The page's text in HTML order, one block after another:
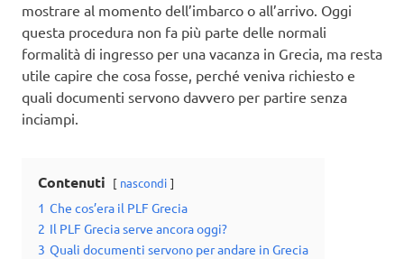
mostrare al momento dell’imbarco o all’arrivo. Oggi
questa procedura non fa più parte delle normali
formalità di ingresso per una vacanza in Grecia, ma resta
utile capire che cosa fosse, perché veniva richiesto e
quali documenti servono davvero per partire senza
inciampi.
Contenuti nascondi
1 Che cos’era il PLF Grecia
2 Il PLF Grecia serve ancora oggi?
3 Quali documenti servono per andare in Grecia